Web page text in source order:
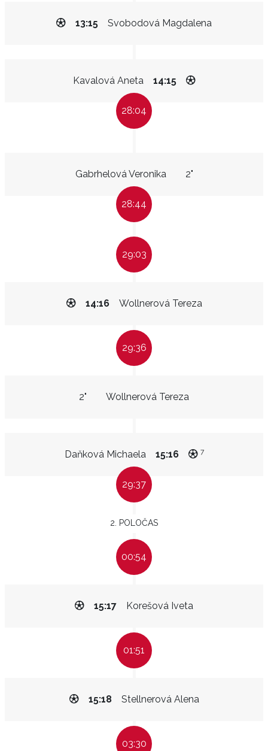
Svobodová Magdalena
13:15
Kavalová Aneta 14:15
28:04
Gabrhelová Veronika 2"
28:44
29:03
Wollnerová Tereza
14:16
29:36
Wollnerová Tereza
2"
Daňková Michaela 15:16 7
29:37
2. POLOČAS
00:54
Korešová Iveta
15:17
01:51
Stellnerová Alena
15:18
03:30